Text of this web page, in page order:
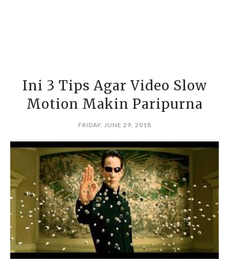
Ini 3 Tips Agar Video Slow
Motion Makin Paripurna
FRIDAY, JUNE 29, 2018